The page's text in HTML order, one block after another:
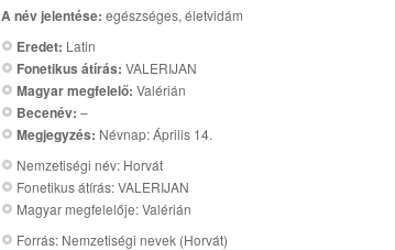
A név jelentése: egészséges, életvidám
Eredet: Latin
Fonetikus átírás: VALERIJAN
Magyar megfelelő: Valérián
Becenév: –
Megjegyzés: Névnap: Április 14.
Nemzetiségi név: Horvát
Fonetikus átírás: VALERIJAN
Magyar megfelelője: Valérián
Forrás: Nemzetiségi nevek (Horvát)